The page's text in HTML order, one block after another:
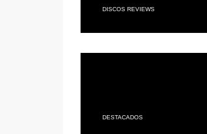
DISCOS REVIEWS
DESTACADOS